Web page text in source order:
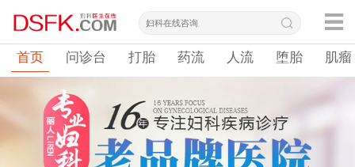
首页 问诊台 打胎 药流 人流 堕胎 肌瘤